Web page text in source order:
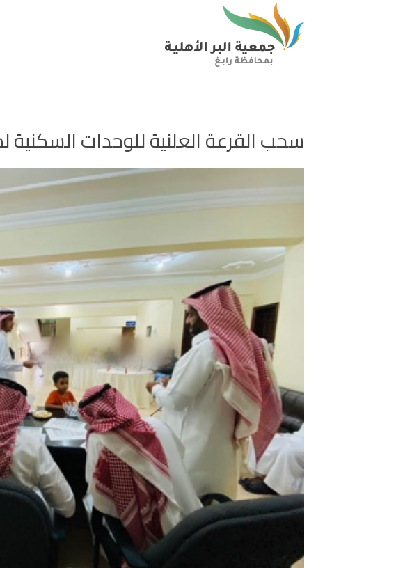
سحب القرعة العلنية للوحدات